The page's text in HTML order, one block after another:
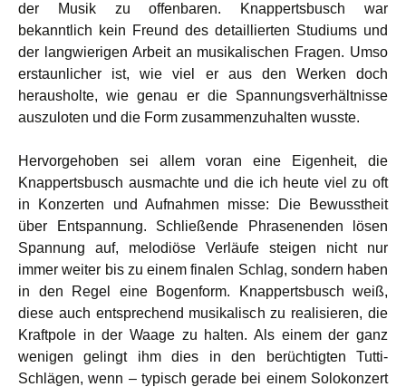
der Musik zu offenbaren. Knappertsbusch war
bekanntlich kein Freund des detaillierten Studiums und
der langwierigen Arbeit an musikalischen Fragen. Umso
erstaunlicher ist, wie viel er aus den Werken doch
herausholte, wie genau er die Spannungsverhältnisse
auszuloten und die Form zusammenzuhalten wusste.
Hervorgehoben sei allem voran eine Eigenheit, die
Knappertsbusch ausmachte und die ich heute viel zu oft
in Konzerten und Aufnahmen misse: Die Bewusstheit
über Entspannung. Schließende Phrasenenden lösen
Spannung auf, melodiöse Verläufe steigen nicht nur
immer weiter bis zu einem finalen Schlag, sondern haben
in den Regel eine Bogenform. Knappertsbusch weiß,
diese auch entsprechend musikalisch zu realisieren, die
Kraftpole in der Waage zu halten. Als einem der ganz
wenigen gelingt ihm dies in den berüchtigten Tutti-
Schlägen, wenn – typisch gerade bei einem Solokonzert